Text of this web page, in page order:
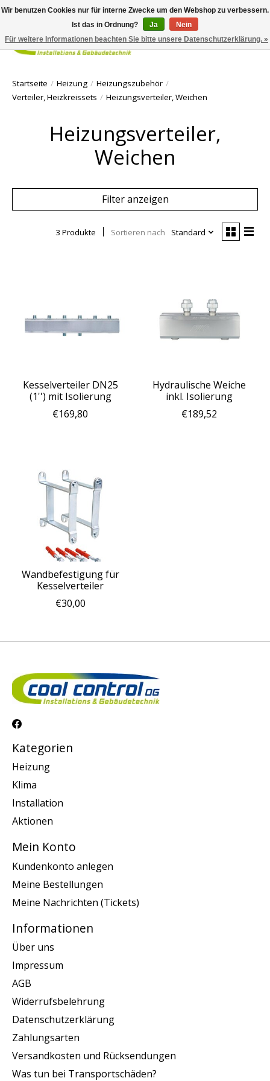
Ihr
Startseite / Heizung / Heizungszubehör /
Verteiler, Heizkreissets / Heizungsverteiler, Weichen
Heizungsverteiler,
Weichen
Filter anzeigen
3 Produkte Sortieren nach Standard
Kesselverteiler DN25
(1'') mit Isolierung
€169,80
Hydraulische Weiche
inkl. Isolierung
€189,52
Wandbefestigung für
Kesselverteiler
€30,00
Kategorien
Heizung
Klima
Installation
Aktionen
Mein Konto
Kundenkonto anlegen
Meine Bestellungen
Meine Nachrichten (Tickets)
Informationen
Über uns
Impressum
AGB
Widerrufsbelehrung
Datenschutzerklärung
Zahlungsarten
Versandkosten und Rücksendungen
Was tun bei Transportschäden?
Wir benutzen Cookies nur für interne Zwecke um den Webshop zu verbessern.
Ist das in Ordnung?
Ja
Nein
Für weitere Informationen beachten Sie bitte unsere Datenschutzerklärung. »